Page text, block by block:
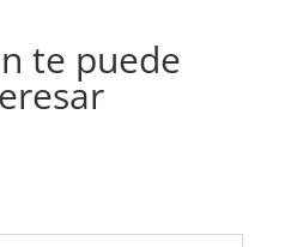
te puede